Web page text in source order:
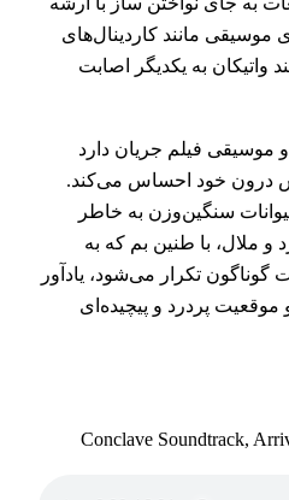
مانند کاردینال‌های
به یکدیگر اصابت
موسیقی فیلم جریان دارد
درون خود احساس می‌کند.
سنگین‌وزن به خاطر
و ملال، با طنین بم که به
تکرار می‌شود، یادآور
موقعیت پردرد و پیچیده‌ای
Conclave Soundtrack,